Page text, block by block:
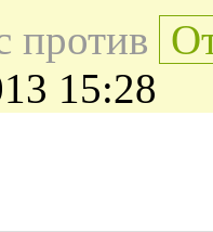
против
15:28